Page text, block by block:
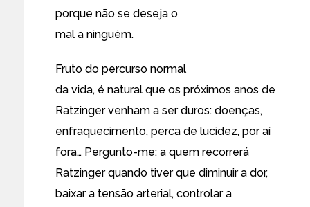
porque não se deseja o
mal a ninguém.
Fruto do percurso normal
da vida, é natural que os próximos anos de
Ratzinger venham a ser duros: doenças,
enfraquecimento, perca de lucidez, por aí
fora… Pergunto-me: a quem recorrerá
Ratzinger quando tiver que diminuir a dor,
baixar a tensão arterial, controlar a